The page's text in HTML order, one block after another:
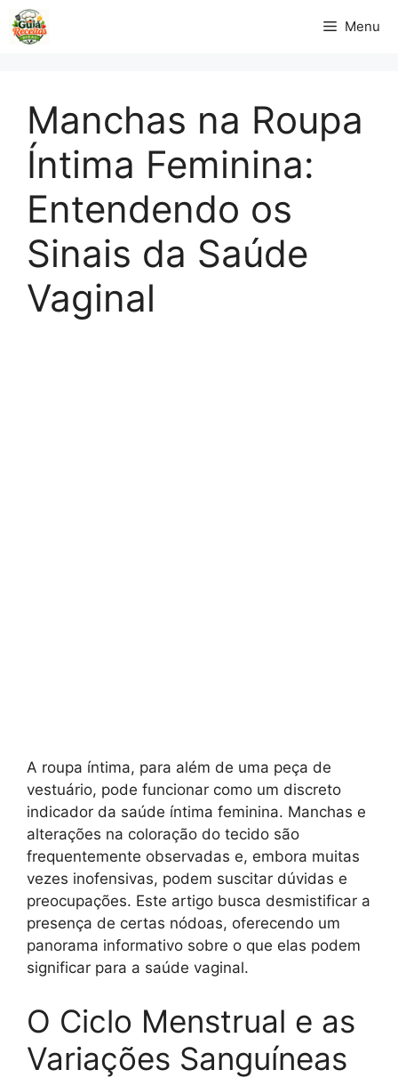
Pular
para
Menu
Manchas na Roupa
Íntima Feminina:
Entendendo os
Sinais da Saúde
Vaginal
A roupa íntima, para além de uma peça de
vestuário, pode funcionar como um discreto
indicador da saúde íntima feminina. Manchas e
alterações na coloração do tecido são
frequentemente observadas e, embora muitas
vezes inofensivas, podem suscitar dúvidas e
preocupações. Este artigo busca desmistificar a
presença de certas nódoas, oferecendo um
panorama informativo sobre o que elas podem
significar para a saúde vaginal.
O Ciclo Menstrual e as
Variações Sanguíneas